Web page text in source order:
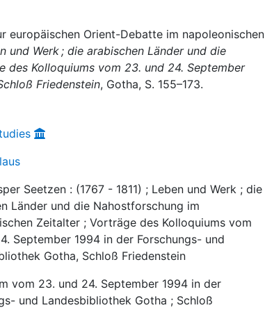
europäischen Orient-Debatte im napoleonischen
und Werk ; die arabischen Länder und die
des Kolloquiums vom 23. und 24. September
Friedenstein, Gotha, S. 155–173.
Seetzen : (1767 - 1811) ; Leben und Werk ; die
Länder und die Nahostforschung im
Zeitalter ; Vorträge des Kolloquiums vom
September 1994 in der Forschungs- und
Gotha, Schloß Friedenstein
vom 23. und 24. September 1994 in der
und Landesbibliothek Gotha ; Schloß